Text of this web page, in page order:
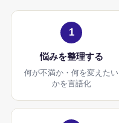
1
悩みを整理する
何が不満か・何を変えたい
かを言語化